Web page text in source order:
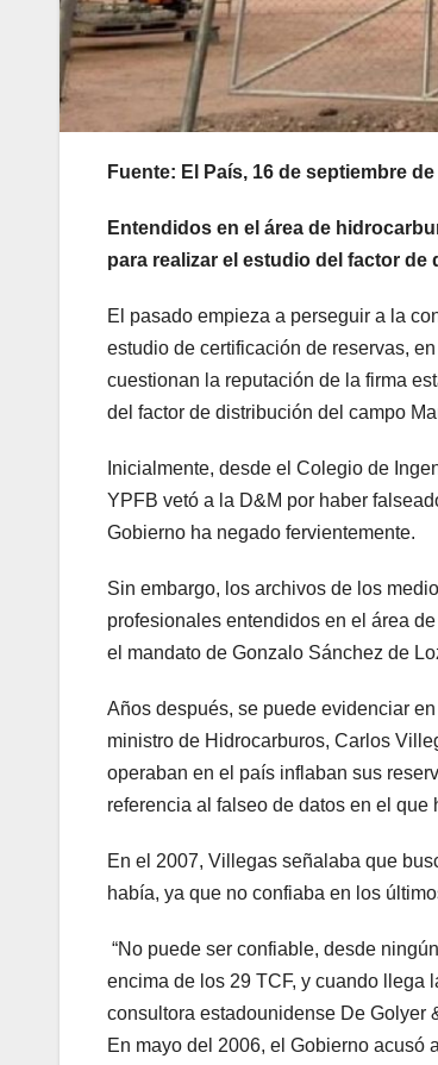
Fuente: El País, 16 de septiembre de
Entendidos en el área de
para realizar el estudio del factor
El pasado empieza a perseguir a la
estudio de certificación de reservas,
cuestionan la reputación de la firma
del factor de distribución del campo
Inicialmente, desde el Colegio de
YPFB vetó a la D&M por haber
Gobierno ha negado fervientemente.
Sin embargo, los archivos de los
profesionales entendidos en el área
el mandato de Gonzalo Sánchez de
Años después, se puede evidenciar
ministro de Hidrocarburos, Carlos
operaban en el país inflaban sus
referencia al falseo de datos en el
En el 2007, Villegas señalaba que
había, ya que no confiaba en los
“No puede ser confiable, desde
encima de los 29 TCF, y cuando llega
consultora estadounidense De Golyer
En mayo del 2006, el Gobierno acusó